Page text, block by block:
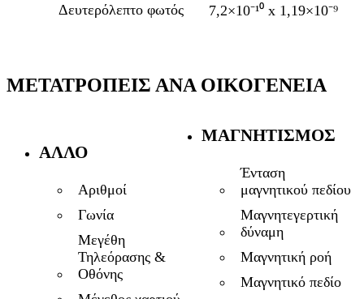
Δευτερόλεπτο φωτός
7,2×10⁻¹⁰ x 1,19×10⁻⁹
ΜΕΤΑΤΡΟΠΕΊΣ ΑΝΆ ΟΙΚΟΓΈΝΕΙΑ
ΆΛΛΟ
Αριθμοί
Γωνία
Μεγέθη
Τηλεόρασης &
Οθόνης
ΜΑΓΝΗΤΙΣΜΌΣ
Ένταση
μαγνητικού πεδίου
Μαγνητεγερτική
δύναμη
Μαγνητική ροή
Μαγνητικό πεδίο